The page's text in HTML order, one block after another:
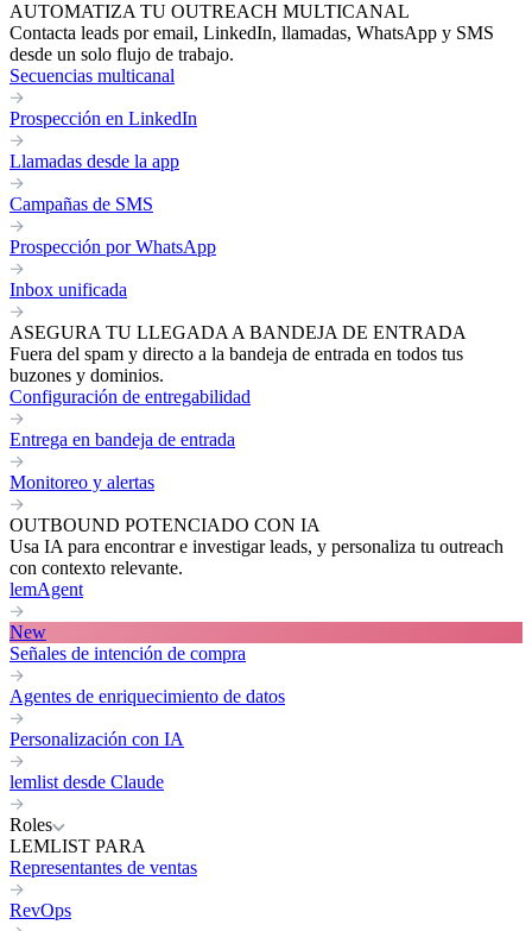
AUTOMATIZA TU OUTREACH MULTICANAL
Contacta leads por email, LinkedIn, llamadas, WhatsApp y SMS
desde un solo flujo de trabajo.
Secuencias multicanal
Prospección en LinkedIn
Llamadas desde la app
Campañas de SMS
Prospección por WhatsApp
Inbox unificada
ASEGURA TU LLEGADA A BANDEJA DE ENTRADA
Fuera del spam y directo a la bandeja de entrada en todos tus
buzones y dominios.
Configuración de entregabilidad
Entrega en bandeja de entrada
Monitoreo y alertas
OUTBOUND POTENCIADO CON IA
Usa IA para encontrar e investigar leads, y personaliza tu outreach
con contexto relevante.
lemAgent
New
Señales de intención de compra
Agentes de enriquecimiento de datos
Personalización con IA
lemlist desde Claude
Roles
LEMLIST PARA
Representantes de ventas
RevOps